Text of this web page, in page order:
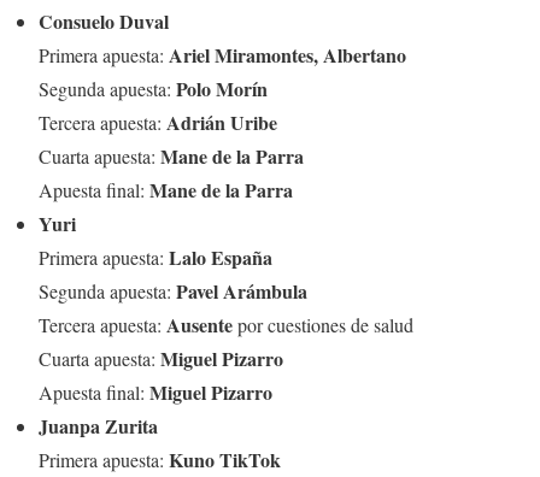
Consuelo Duval
Primera apuesta: Ariel Miramontes, Albertano
Segunda apuesta: Polo Morín
Tercera apuesta: Adrián Uribe
Cuarta apuesta: Mane de la Parra
Apuesta final: Mane de la Parra
Yuri
Primera apuesta: Lalo España
Segunda apuesta: Pavel Arámbula
Tercera apuesta: Ausentepor cuestiones de salud
Cuarta apuesta: Miguel Pizarro
Apuesta final: Miguel Pizarro
Juanpa Zurita
Primera apuesta: Kuno TikTok